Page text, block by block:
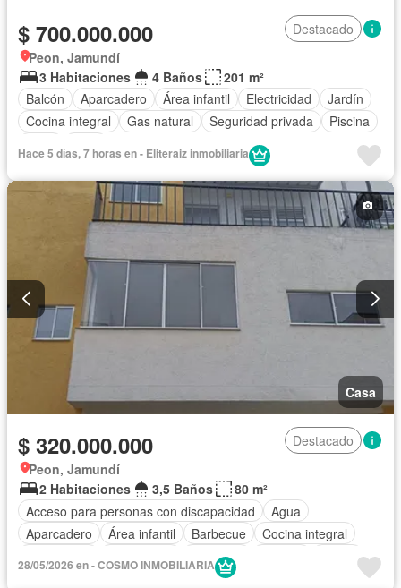
$ 700.000.000
Destacado
Peon, Jamundí
3 Habitaciones
4 Baños
201 m²
Balcón
Aparcadero Área infantil Electricidad
Jardín
Cocina integral
Gas natural Seguridad privada
Piscina
Hace 5 días, 7 horas en - Eliteraiz inmobiliaria
Casa
$ 320.000.000
Destacado
Peon, Jamundí
2 Habitaciones
3,5 Baños
80 m²
Acceso para personas con discapacidad
Agua
Aparcadero
Área infantil Barbecue
Cocina integral
Gimnasio
Tanque de agua
28/05/2026 en - COSMO INMOBILIARIA